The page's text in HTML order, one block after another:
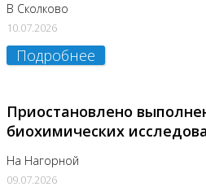
В Сколково
10.07.2026
Подробнее
Приостановлено
биохимических
На Нагорной
09.07.2026